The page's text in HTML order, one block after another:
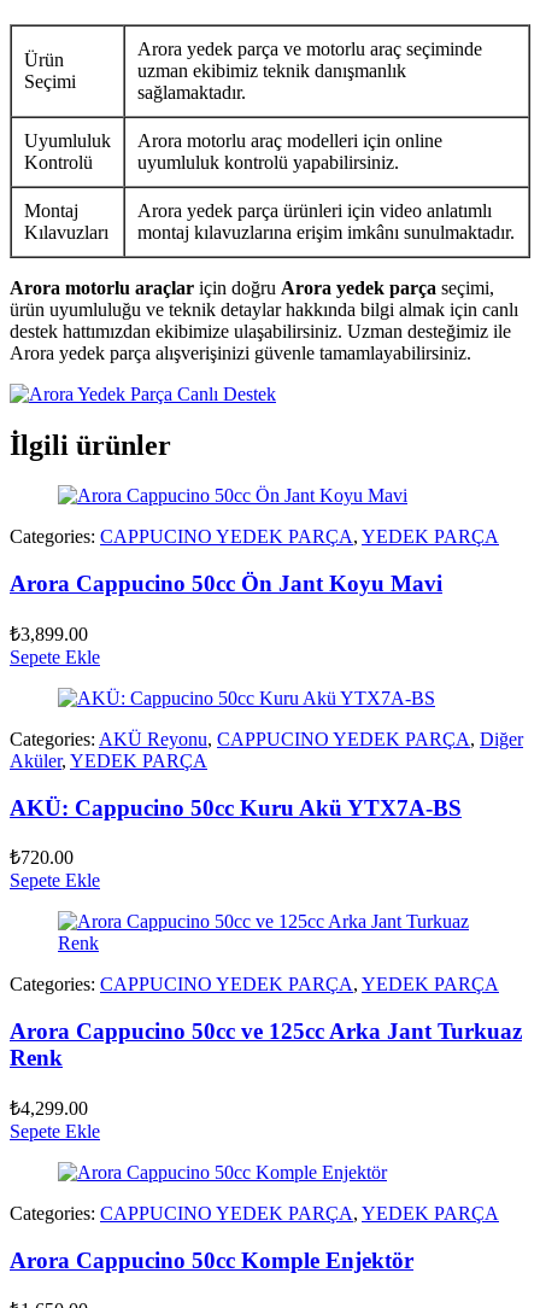
Ürün
Seçimi
Arora yedek parça ve motorlu araç seçiminde
uzman ekibimiz teknik danışmanlık
sağlamaktadır.
Uyumluluk
Kontrolü
Arora motorlu araç modelleri için online
uyumluluk kontrolü yapabilirsiniz.
Montaj
Kılavuzları
Arora yedek parça ürünleri için video anlatımlı
montaj kılavuzlarına erişim imkânı sunulmaktadır.
Arora motorlu araçlar için doğru Arora yedek parça seçimi,
ürün uyumluluğu ve teknik detaylar hakkında bilgi almak için canlı
destek hattımızdan ekibimize ulaşabilirsiniz. Uzman desteğimiz ile
Arora yedek parça alışverişinizi güvenle tamamlayabilirsiniz.
İlgili ürünler
Categories: CAPPUCINO YEDEK PARÇA, YEDEK PARÇA
Arora Cappucino 50cc Ön Jant Koyu Mavi
₺3,899.00
Sepete Ekle
Categories: AKÜ Reyonu, CAPPUCINO YEDEK PARÇA, Diğer
Aküler, YEDEK PARÇA
AKÜ: Cappucino 50cc Kuru Akü YTX7A-BS
₺720.00
Sepete Ekle
Categories: CAPPUCINO YEDEK PARÇA, YEDEK PARÇA
Arora Cappucino 50cc ve 125cc Arka Jant Turkuaz
Renk
₺4,299.00
Sepete Ekle
Categories: CAPPUCINO YEDEK PARÇA, YEDEK PARÇA
Arora Cappucino 50cc Komple Enjektör